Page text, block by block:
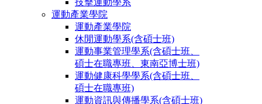
運動產業學院
運動產業學院
休閒運動學系(含碩士班)
運動事業管理學系(含碩士班、
碩士在職專班、東南亞博士班)
運動健康科學學系(含碩士班、
碩士在職專班)
運動資訊與傳播學系(含碩士班)